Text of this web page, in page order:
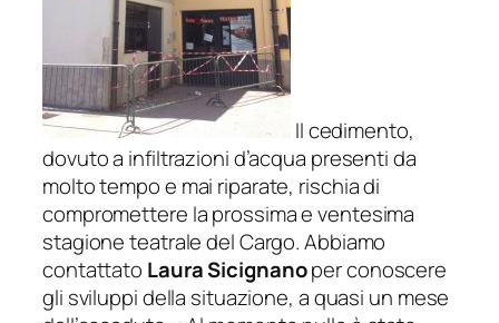
Il cedimento,
dovuto a infiltrazioni d’acqua presenti da
molto tempo e mai riparate, rischia di
compromettere la prossima e ventesima
stagione teatrale del Cargo. Abbiamo
contattato Laura Sicignanoper conoscere
gli sviluppi della situazione, a quasi un mese